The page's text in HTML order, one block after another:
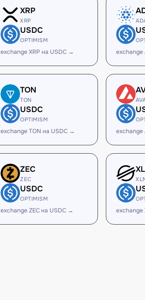
XRP
XRP
USDC
OPTIMISM
exchange XRP на USDC → exchange
TON
TON
USDC
OPTIMISM
exchange TON на USDC → exchange
ZEC
ZEC
USDC
OPTIMISM
exchange ZEC на USDC → exchange